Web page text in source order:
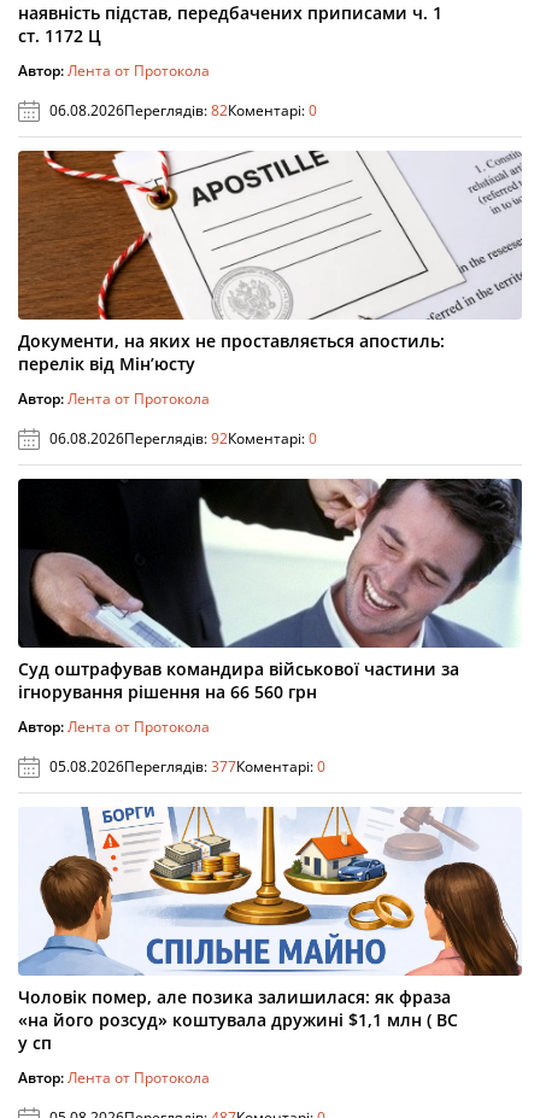
наявність підстав, передбачених приписами ч. 1
ст. 1172 Ц
Автор:Лента от Протокола
06.08.2026Переглядів:82Коментарі:0
Документи, на яких не проставляється апостиль:
перелік від Мін’юсту
Автор:Лента от Протокола
06.08.2026Переглядів:92Коментарі:0
Суд оштрафував командира військової частини за
ігнорування рішення на 66 560 грн
Автор:Лента от Протокола
05.08.2026Переглядів:377Коментарі:0
Чоловік помер, але позика залишилася: як фраза
«на його розсуд» коштувала дружині $1,1 млн ( ВС
у сп
Автор:Лента от Протокола